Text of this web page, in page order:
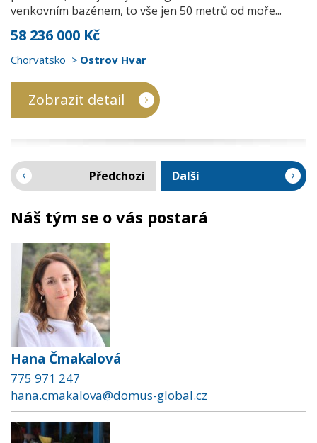
venkovním bazénem, to vše jen 50 metrů od moře...
58 236 000 Kč
Chorvatsko Ostrov Hvar
Zobrazit detail
Předchozí Další
Náš tým se o vás postará
Hana Čmakalová
775 971 247
hana.cmakalova@domus-global.cz